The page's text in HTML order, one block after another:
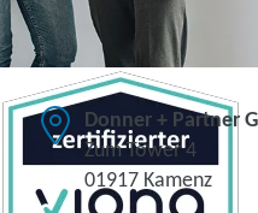
Donner + Partner
Zum Tower 4
01917 Kamenz